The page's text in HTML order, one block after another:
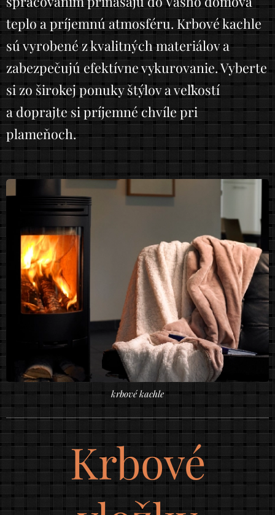
teplo a príjemnú atmosféru. Krbové kachle
sú vyrobené z kvalitných materiálov a
zabezpečujú efektívne vykurovanie. Vyberte
si zo širokej ponuky štýlov a veľkostí
a doprajte si príjemné chvíle pri
plameňoch.
krbové kachle
Krbové